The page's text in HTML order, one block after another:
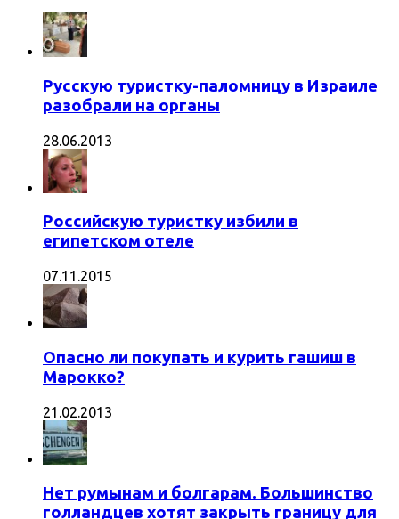
Русскую туристку-паломницу в Израиле
разобрали на органы
28.06.2013
Российскую туристку избили в
египетском отеле
07.11.2015
Опасно ли покупать и курить гашиш в
Марокко?
21.02.2013
Нет румынам и болгарам. Большинство
голландцев хотят закрыть границу для